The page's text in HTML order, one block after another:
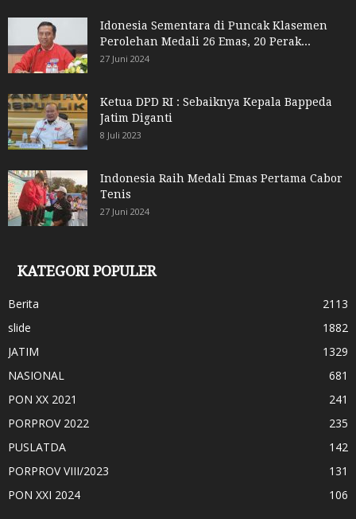
Idonesia Sementara di Puncak Klasemen
Perolehan Medali 26 Emas, 20 Perak...
27 Juni 2024
Ketua DPD RI : Sebaiknya Kepala Bappeda
Jatim Diganti
8 Juli 2023
Indonesia Raih Medali Emas Pertama Cabor
Tenis
27 Juni 2024
KATEGORI POPULER
Berita
2113
slide
1882
JATIM
1329
NASIONAL
681
PON XX 2021
241
PORPROV 2022
235
PUSLATDA
142
PORPROV VIII/2023
131
PON XXI 2024
106